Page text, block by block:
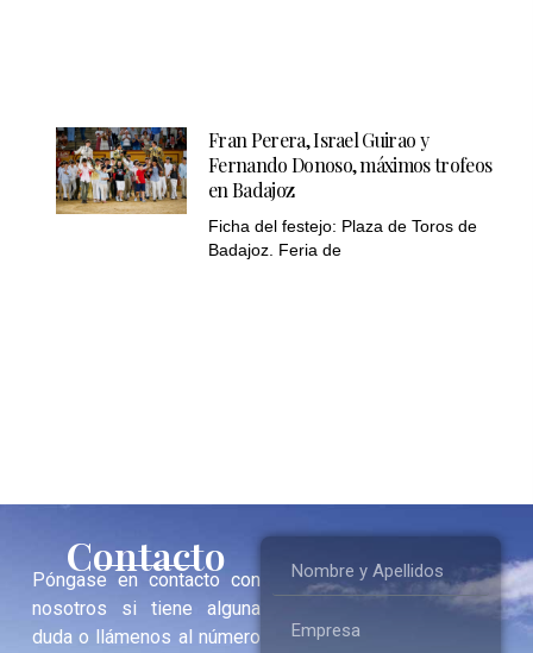
Fran Perera, Israel Guirao y
Fernando Donoso, máximos trofeos
en Badajoz
Ficha del festejo: Plaza de Toros de
Badajoz. Feria de
Contacto
Póngase en contacto con
nosotros si tiene alguna
duda o llámenos al número